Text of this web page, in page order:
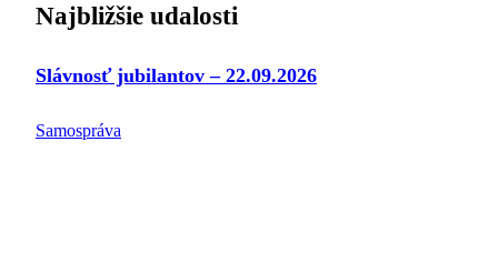
Najbližšie udalosti
Slávnosť jubilantov – 22.09.2026
Samospráva